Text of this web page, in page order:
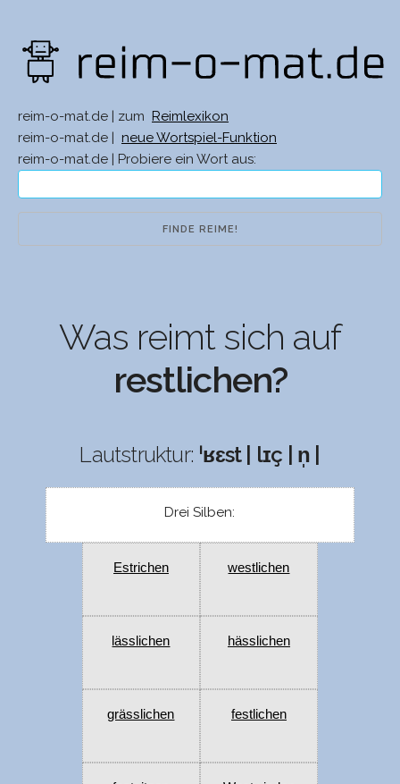
reim-o-mat.de | zum
Reimlexikon
reim-o-mat.de |
neue Wortspiel-Funktion
reim-o-mat.de | Probiere ein Wort aus:
Was reimt sich auf
restlichen?
Lautstruktur: ˈʁɛst | lɪç | n̩ |
Drei Silben:
Estrichen westlichen
lässlichen hässlichen
grässlichen festlichen